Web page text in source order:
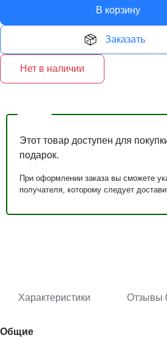
В корзину
Заказать
Нет в наличии
Этот товар доступен для
подарок.
При оформлении заказа вы сможете
получателя, которому следует
Характеристики Отзывы
Общие